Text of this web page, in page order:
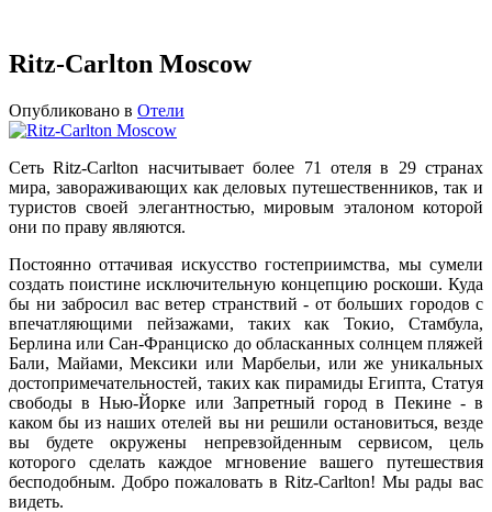
Ritz-Carlton Moscow
Опубликовано в Отели
Сеть Ritz-Carlton насчитывает более 71 отеля в 29 странах
мира, завораживающих как деловых путешественников, так и
туристов своей элегантностью, мировым эталоном которой
они по праву являются.
Постоянно оттачивая искусство гостеприимства, мы сумели
создать поистине исключительную концепцию роскоши. Куда
бы ни забросил вас ветер странствий - от больших городов с
впечатляющими пейзажами, таких как Токио, Стамбула,
Берлина или Сан-Франциско до обласканных солнцем пляжей
Бали, Майами, Мексики или Марбельи, или же уникальных
достопримечательностей, таких как пирамиды Египта, Статуя
свободы в Нью-Йорке или Запретный город в Пекине - в
каком бы из наших отелей вы ни решили остановиться, везде
вы будете окружены непревзойденным сервисом, цель
которого сделать каждое мгновение вашего путешествия
бесподобным. Добро пожаловать в Ritz-Carlton! Мы рады вас
видеть.